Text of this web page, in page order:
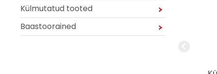
Külmutatud tooted
Baastoorained